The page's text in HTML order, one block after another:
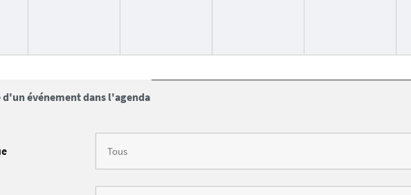
d'un événement dans l'agenda